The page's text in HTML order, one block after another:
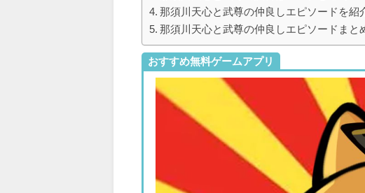
那須川天心と武尊の仲良しエピソードを紹
那須川天心と武尊の仲良しエピソードま
おすすめ無料ゲームアプリ